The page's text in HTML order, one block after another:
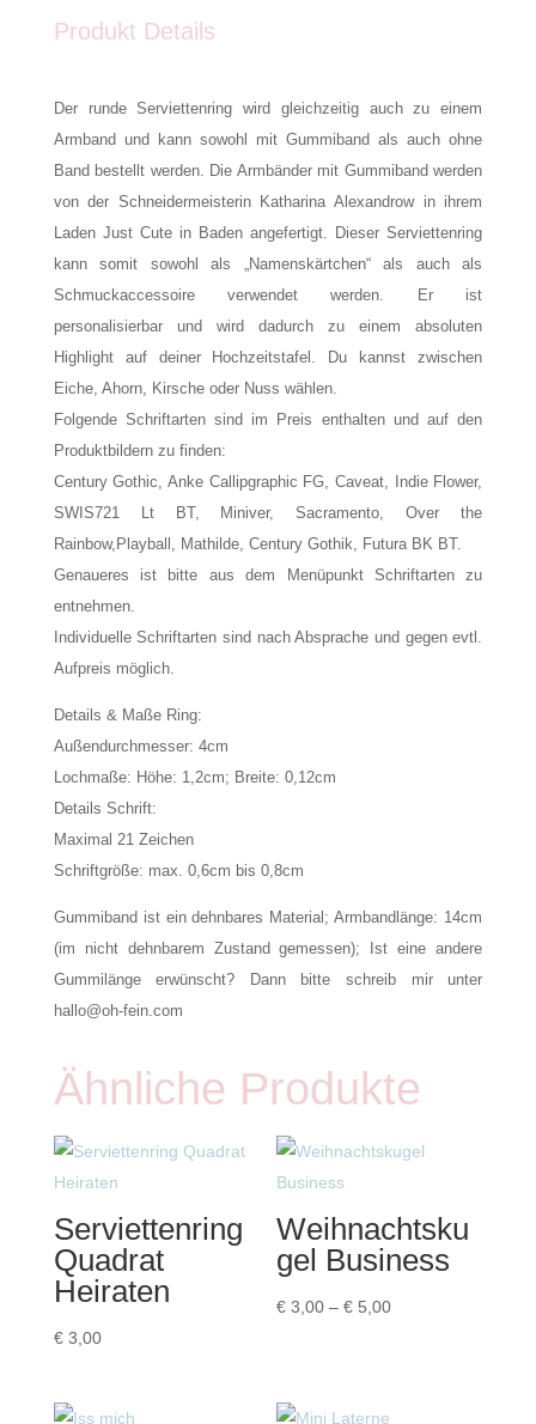
Produkt Details
Der runde Serviettenring wird gleichzeitig auch zu einem
Armband und kann sowohl mit Gummiband als auch ohne
Band bestellt werden. Die Armbänder mit Gummiband werden
von der Schneidermeisterin Katharina Alexandrow in ihrem
Laden Just Cute in Baden angefertigt. Dieser Serviettenring
kann somit sowohl als „Namenskärtchen“ als auch als
Schmuckaccessoire verwendet werden. Er ist
personalisierbar und wird dadurch zu einem absoluten
Highlight auf deiner Hochzeitstafel. Du kannst zwischen
Eiche, Ahorn, Kirsche oder Nuss wählen.
Folgende Schriftarten sind im Preis enthalten und auf den
Produktbildern zu finden:
Century Gothic, Anke Callipgraphic FG, Caveat, Indie Flower,
SWIS721 Lt BT, Miniver, Sacramento, Over the
Rainbow,Playball, Mathilde, Century Gothik, Futura BK BT.
Genaueres ist bitte aus dem Menüpunkt Schriftarten zu
entnehmen.
Individuelle Schriftarten sind nach Absprache und gegen evtl.
Aufpreis möglich.
Details & Maße Ring:
Außendurchmesser: 4cm
Lochmaße: Höhe: 1,2cm; Breite: 0,12cm
Details Schrift:
Maximal 21 Zeichen
Schriftgröße: max. 0,6cm bis 0,8cm
Gummiband ist ein dehnbares Material; Armbandlänge: 14cm
(im nicht dehnbarem Zustand gemessen); Ist eine andere
Gummilänge erwünscht? Dann bitte schreib mir unter
hallo@oh-fein.com
Ähnliche Produkte
Serviettenring
Quadrat
Heiraten
€3,00
Weihnachtsku
gel Business
€ 3,00 –€ 5,00Preisspanne: